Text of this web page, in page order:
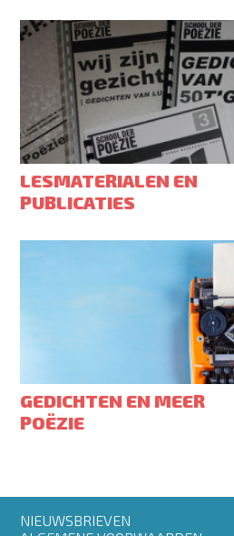
LESMATERIALEN EN
PUBLICATIES
GEDICHTEN EN MEER
POËZIE
Footer
NIEUWSBRIEVEN